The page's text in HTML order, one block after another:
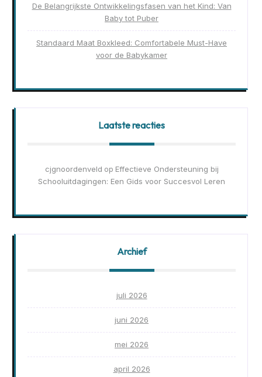
De Belangrijkste Ontwikkelingsfasen van het Kind: Van
Baby tot Puber
Standaard Maat Boxkleed: Comfortabele Must-Have
voor de Babykamer
Laatste reacties
cjgnoordenveld op Effectieve Ondersteuning bij
Schooluitdagingen: Een Gids voor Succesvol Leren
Archief
juli 2026
juni 2026
mei 2026
april 2026